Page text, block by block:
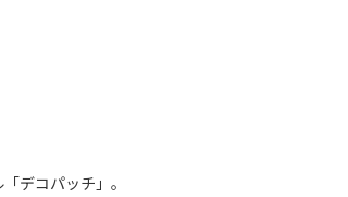
デコパッチ」。